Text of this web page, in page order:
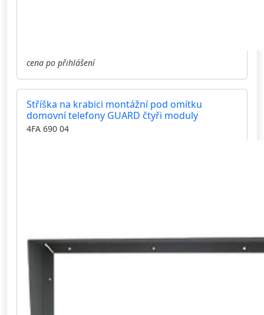
cena po přihlášení
Stříška na krabici montážní pod omítku
domovní telefony GUARD čtyři moduly
4FA 690 04